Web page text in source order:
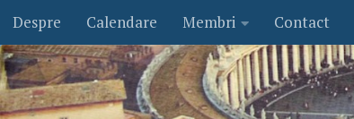
Skip to content
Despre Calendare Membri Contact